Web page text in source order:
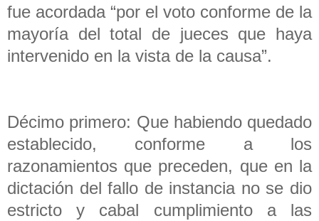
fue acordada “por el voto conforme de la
mayoría del total de jueces que haya
intervenido en la vista de la causa”.
Décimo primero: Que habiendo quedado
establecido, conforme a los
razonamientos que preceden, que en la
dictación del fallo de instancia no se dio
estricto y cabal cumplimiento a las